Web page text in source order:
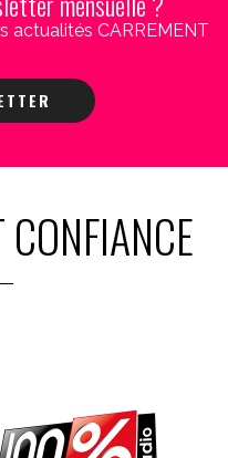
actualités CARREMENT